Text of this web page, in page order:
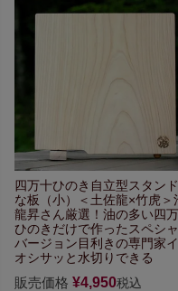
四万十ひのき自立型スタン
な板（小）
＜土佐龍×竹虎＞
龍昇さん厳選！ 油の多い四
ひのきだけで作った スペシ
バージョン目利きの専門家
オシサッと水切りできる
販売価格 ¥4,950税込